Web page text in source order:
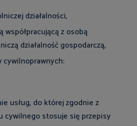
działalności,
współpracującą z osobą
działalność gospodarczą,
usług, do której zgodnie z
cywilnego stosuje się przepisy